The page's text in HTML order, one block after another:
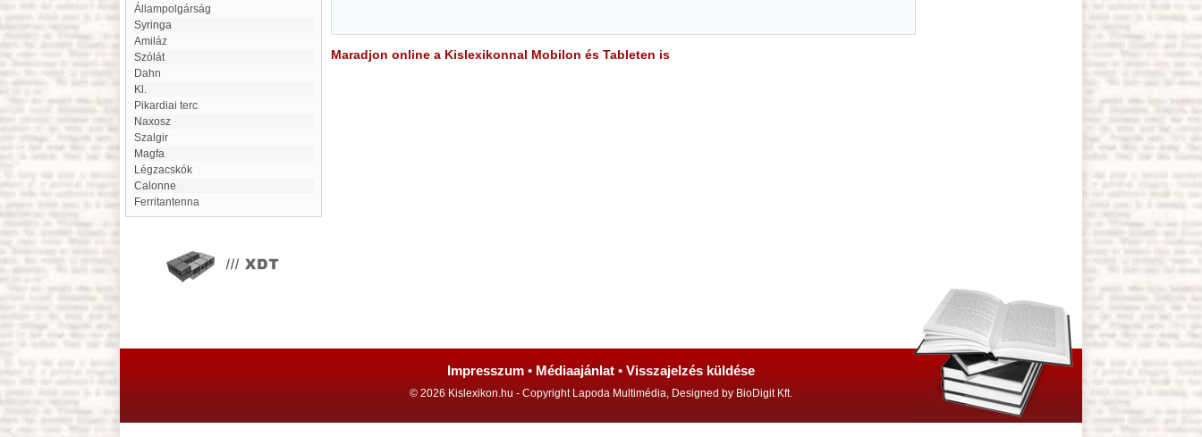
Állampolgárság
Syringa
amiláz
Szólát
Dahn
Kl.
pikardiai terc
Naxosz
Szalgir
Magfa
Légzacskók
Calonne
ferritantenna
Maradjon online a Kislexikonnal Mobilon és Tableten is
Impresszum • Médiaajánlat • Visszajelzés küldése
© 2026 Kislexikon.hu - Copyright Lapoda Multimédia, Designed by BioDigit Kft.